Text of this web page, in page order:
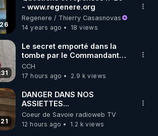
rdlr_thierrycasasnovas/
l’actualité RGNR (stages,
CENSURÉES SUR ODYSEE
- www.regenere.org
Regenere / Thierry Casasnovas
14 years ago
18 views
Le secret emporté dans la
tombe par le Commandant
Cousteau le 25 juin 1997
CCH
17 hours ago
2.9 k views
DANGER DANS NOS
ASSIETTES...
Coeur de Savoie radioweb TV
12 hours ago
1.2 k views